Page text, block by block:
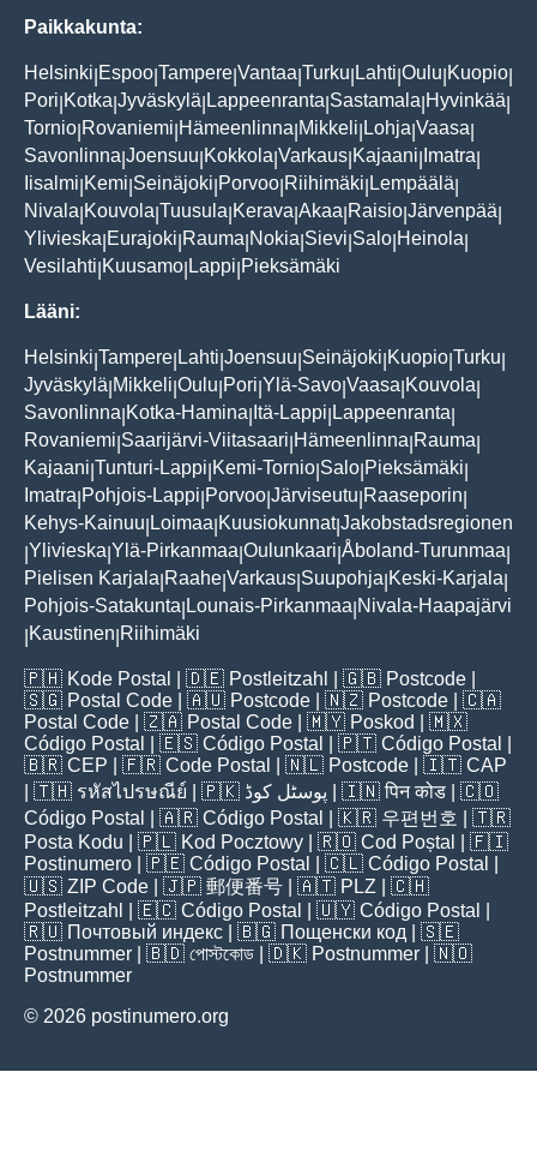
Paikkakunta:
Helsinki Espoo Tampere Vantaa Turku Lahti Oulu Kuopio
Pori Kotka Jyväskylä Lappeenranta Sastamala Hyvinkää
Tornio Rovaniemi Hämeenlinna Mikkeli Lohja Vaasa
Savonlinna Joensuu Kokkola Varkaus Kajaani Imatra
Iisalmi Kemi Seinäjoki Porvoo Riihimäki Lempäälä
Nivala Kouvola Tuusula Kerava Akaa Raisio Järvenpää
Ylivieska Eurajoki Rauma Nokia Sievi Salo Heinola
Vesilahti Kuusamo Lappi Pieksämäki
Lääni:
Helsinki Tampere Lahti Joensuu Seinäjoki Kuopio Turku
Jyväskylä Mikkeli Oulu Pori Ylä-Savo Vaasa Kouvola
Savonlinna Kotka-Hamina Itä-Lappi Lappeenranta
Rovaniemi Saarijärvi-Viitasaari Hämeenlinna Rauma
Kajaani Tunturi-Lappi Kemi-Tornio Salo Pieksämäki
Imatra Pohjois-Lappi Porvoo Järviseutu Raaseporin
Kehys-Kainuu Loimaa Kuusiokunnat|Jakobstadsregionen
Ylivieska Ylä-Pirkanmaa Oulunkaari Åboland-Turunmaa
Pielisen Karjala Raahe Varkaus Suupohja Keski-Karjala
Pohjois-Satakunta Lounais-Pirkanmaa Nivala-Haapajärvi
Kaustinen Riihimäki
🇵🇭 Kode Postal | 🇩🇪 Postleitzahl | 🇬🇧 Postcode
🇸🇬 Postal Code | 🇦🇺 Postcode | 🇳🇿 Postcode | 🇨🇦
Postal Code | 🇿🇦 Postal Code | 🇲🇾 Poskod
| 🇲🇽
Código Postal
| 🇪🇸 Código Postal | 🇵🇹 Código Postal
🇧🇷 CEP | 🇫🇷 Code Postal | 🇳🇱 Postcode | 🇮🇹 CAP
| 🇹🇭 รหัสไปรษณีย์ | 🇵🇰 پوسٹل کوڈ | 🇮🇳पिन कोड | 🇨🇴
Código Postal
| 🇦🇷 Código Postal | 🇰🇷 우편번호
| 🇹🇷
Posta Kodu | 🇵🇱 Kod Pocztowy | 🇷🇴 Cod Poștal
| 🇫🇮
Postinumero | 🇵🇪 Código Postal | 🇨🇱 Código Postal
🇺🇸 ZIP Code | 🇯🇵 郵便番号 | 🇦🇹 PLZ | 🇨🇭
Postleitzahl
| 🇪🇨 Código Postal | 🇺🇾 Código Postal
🇷🇺 Почтовый индекс | 🇧🇬 Пощенски код | 🇸🇪
Postnummer | 🇧🇩 পোস্টকোড | 🇩🇰 Postnummer | 🇳🇴
Postnummer
© 2026 postinumero.org